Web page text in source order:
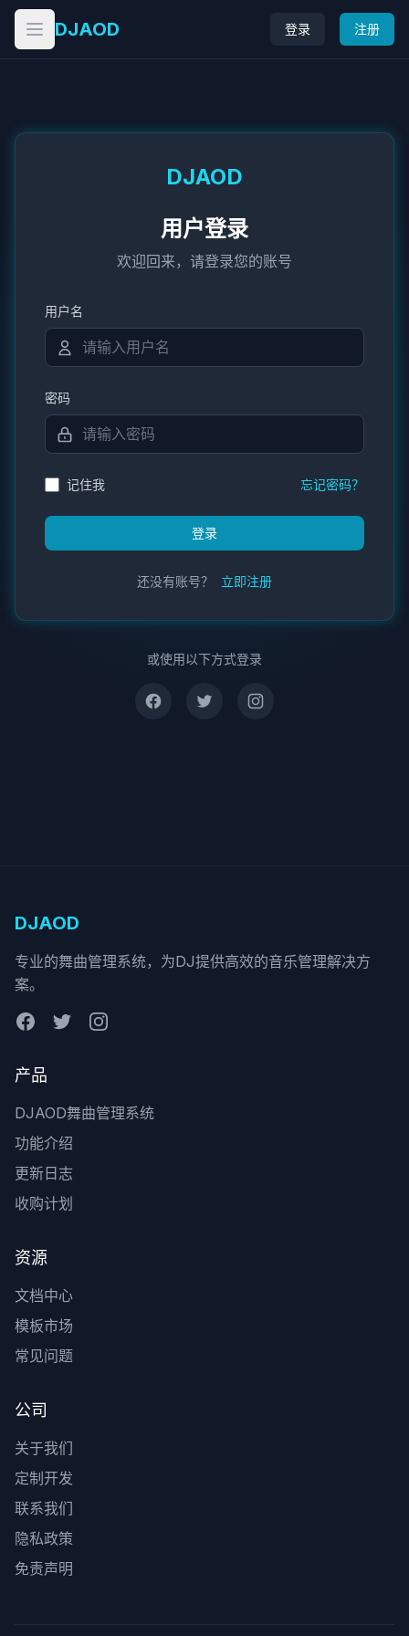
打开菜单
DJAOD 登录 注册
DJAOD
用户登录
欢迎回来，请登录您的账号
用户名
密码
记住我 忘记密码？
登录
还没有账号？ 立即注册
或使用以下方式登录
DJAOD
专业的舞曲管理系统，为DJ提供高效的音乐管理解决方
案。
产品
DJAOD舞曲管理系统
功能介绍
更新日志
收购计划
资源
文档中心
模板市场
常见问题
公司
关于我们
定制开发
联系我们
隐私政策
免责声明